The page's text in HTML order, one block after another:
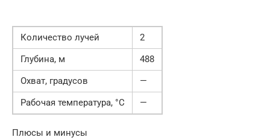
Количество лучей
2
Глубина, м
488
Охват, градусов
—
Рабочая температура, °C
—
Плюсы и минусы